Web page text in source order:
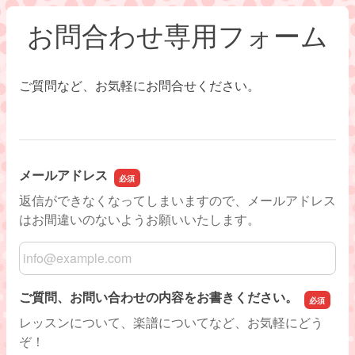
お問合わせ専用フォーム
ご質問など、お気軽にお問合せください。
メールアドレス
返信ができなくなってしまいますので、メールアドレス
はお間違いのないようお願いいたします。
メールアドレス
ご質問、お問い合わせの内容をお書きください。
レッスンについて、楽譜についてなど、お気軽にどう
ぞ！